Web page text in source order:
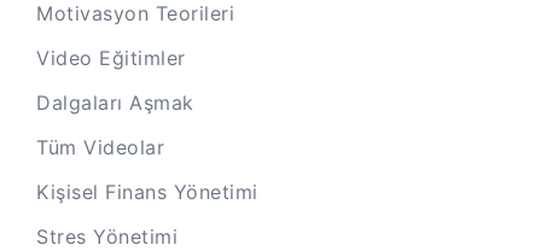
Motivasyon Teorileri
Video Eğitimler
Dalgaları Aşmak
Tüm Videolar
Kişisel Finans Yönetimi
Stres Yönetimi